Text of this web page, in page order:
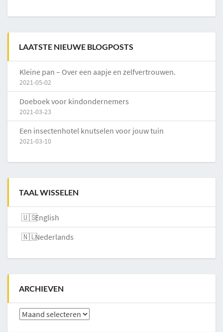
LAATSTE NIEUWE BLOGPOSTS
Kleine pan – Over een aapje en zelfvertrouwen.
2021-05-02
Doeboek voor kindondernemers
2021-03-23
Een insectenhotel knutselen voor jouw tuin
2021-03-10
TAAL WISSELEN
English
Nederlands
ARCHIEVEN
Archieven